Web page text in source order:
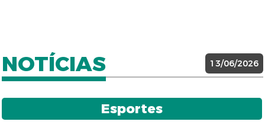
NOTÍCIAS 13/06/2026
Esportes